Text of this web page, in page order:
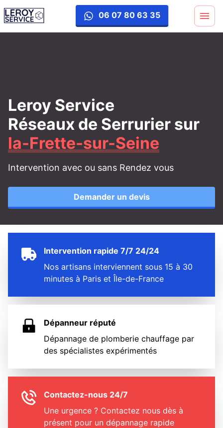
06 07 80 63 35
Leroy Service
Réseaux de Serrurier sur
la-Frette-sur-Seine
Intervention avec ou sans Rendez vous
Demander un devis
Intervention rapide 7/7 24/24
Nos artisans interviennent sous 15 à 30
minutes à Paris et Île-de-France
Dépanneur réputé
Dépannage de plomberie chauffage par
des spécialistes expérimentés
Contactez-nous 24/7
Une urgence ? Contactez nous dès à
présent pour un dépannage rapide